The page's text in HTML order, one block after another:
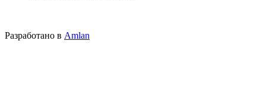
Разработано в Amlan